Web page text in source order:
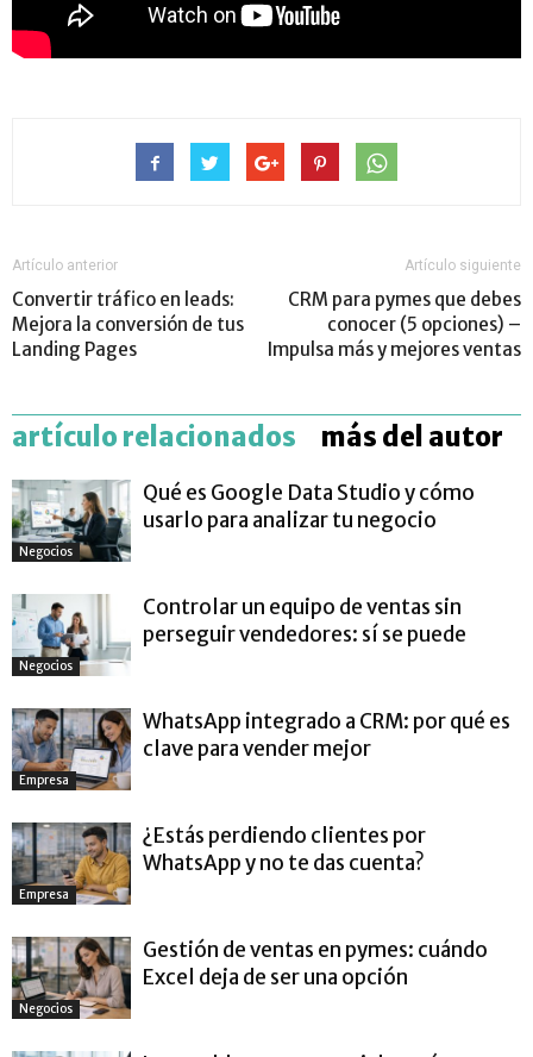
Artículo anterior
Convertir tráfico en leads:
Mejora la conversión de tus
Landing Pages
Artículo siguiente
CRM para pymes que debes
conocer (5 opciones) –
Impulsa más y mejores ventas
artículo relacionados más del autor
Negocios
Qué es Google Data Studio y cómo
usarlo para analizar tu negocio
Negocios
Controlar un equipo de ventas sin
perseguir vendedores: sí se puede
Empresa
WhatsApp integrado a CRM: por qué es
clave para vender mejor
Empresa
¿Estás perdiendo clientes por
WhatsApp y no te das cuenta?
Negocios
Gestión de ventas en pymes: cuándo
Excel deja de ser una opción